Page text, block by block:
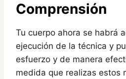
Comprensión
Tu cuerpo ahora se habrá
ejecución de la técnica y
esfuerzo y de manera
medida que realizas estos